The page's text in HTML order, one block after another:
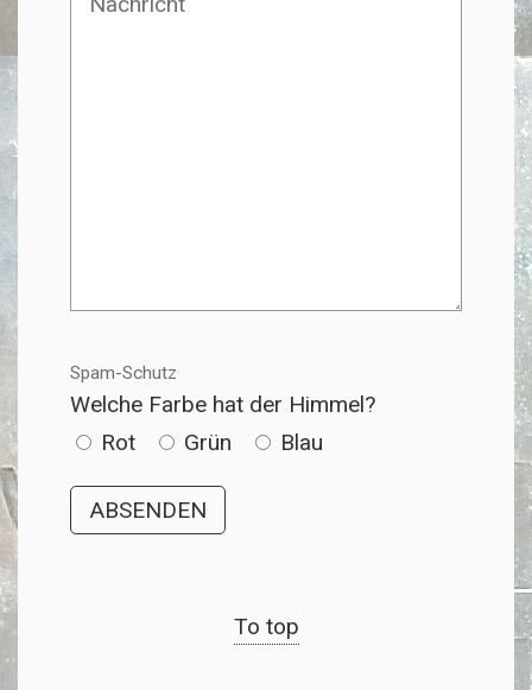
Spam-Schutz
Welche Farbe hat der Himmel?
Rot
Grün Blau
To top